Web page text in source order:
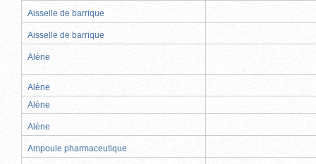
Aisselle de barrique
Aisselle de barrique
Alène
Alène
Alène
Alène
Ampoule pharmaceutique